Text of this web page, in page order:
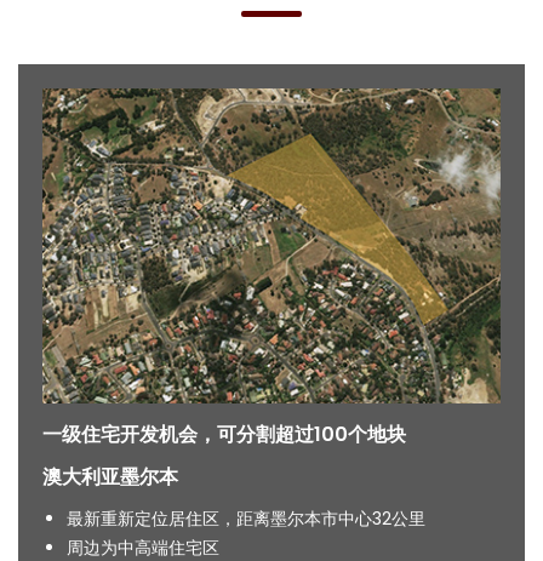
一级住宅开发机会，可分割超过100个地块
澳大利亚墨尔本
最新重新定位居住区，距离墨尔本市中心32公里
周边为中高端住宅区